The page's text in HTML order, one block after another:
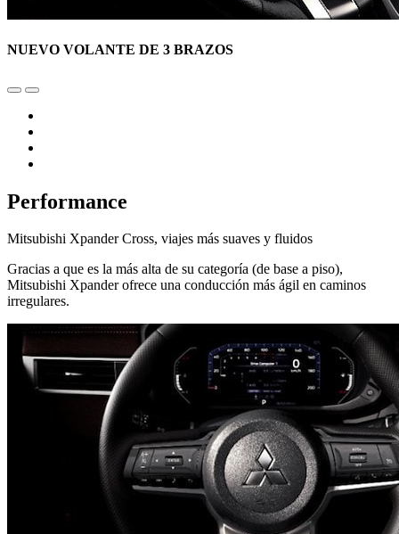
NUEVO VOLANTE DE 3 BRAZOS
Performance
Mitsubishi Xpander Cross, viajes más suaves y fluidos
Gracias a que es la más alta de su categoría (de base a piso),
Mitsubishi Xpander ofrece una conducción más ágil en caminos
irregulares.